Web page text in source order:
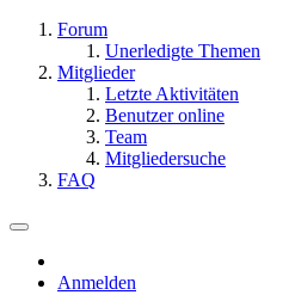
Forum
Unerledigte Themen
Mitglieder
Letzte Aktivitäten
Benutzer online
Team
Mitgliedersuche
FAQ
Anmelden